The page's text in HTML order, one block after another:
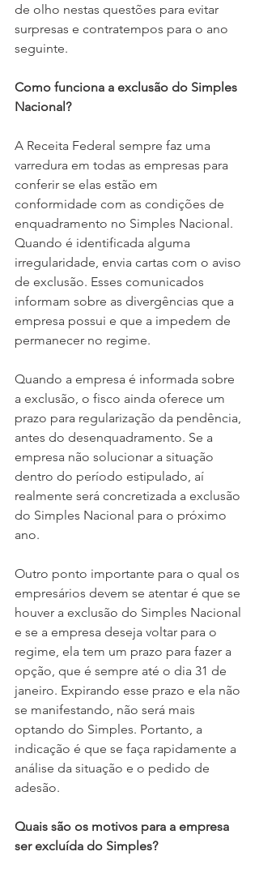
de olho nestas questões para evitar
surpresas e contratempos para o ano
seguinte.
Como funciona a exclusão do Simples
Nacional?
A Receita Federal sempre faz uma
varredura em todas as empresas para
conferir se elas estão em
conformidade com as condições de
enquadramento no Simples Nacional.
Quando é identificada alguma
irregularidade, envia cartas com o aviso
de exclusão. Esses comunicados
informam sobre as divergências que a
empresa possui e que a impedem de
permanecer no regime.
Quando a empresa é informada sobre
a exclusão, o fisco ainda oferece um
prazo para regularização da pendência,
antes do desenquadramento. Se a
empresa não solucionar a situação
dentro do período estipulado, aí
realmente será concretizada a exclusão
do Simples Nacional para o próximo
ano.
Outro ponto importante para o qual os
empresários devem se atentar é que se
houver a exclusão do Simples Nacional
e se a empresa deseja voltar para o
regime, ela tem um prazo para fazer a
opção, que é sempre até o dia 31 de
janeiro. Expirando esse prazo e ela não
se manifestando, não será mais
optando do Simples. Portanto, a
indicação é que se faça rapidamente a
análise da situação e o pedido de
adesão.
Quais são os motivos para a empresa
ser excluída do Simples?